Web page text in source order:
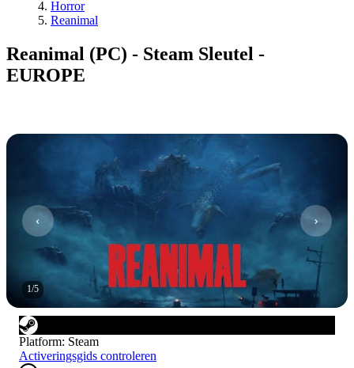
Horror
Reanimal
Reanimal (PC) - Steam Sleutel -
EUROPE
1/5
Platform: Steam
Activeringsgids controleren